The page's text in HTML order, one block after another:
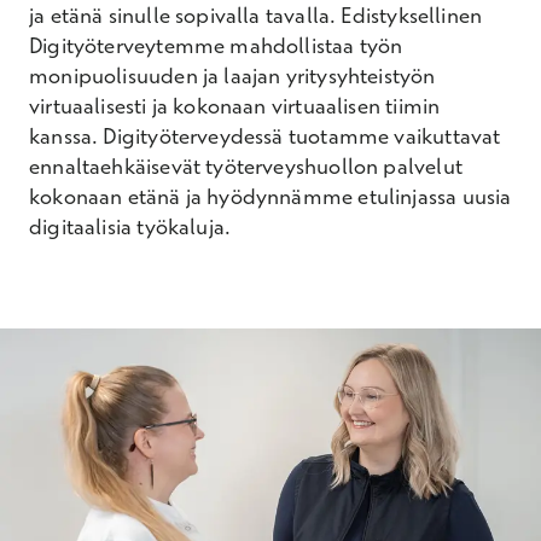
ja etänä sinulle sopivalla tavalla. Edistyksellinen
Digityöterveytemme mahdollistaa työn
monipuolisuuden ja laajan yritysyhteistyön
virtuaalisesti ja kokonaan virtuaalisen tiimin
kanssa. Digityöterveydessä tuotamme vaikuttavat
ennaltaehkäisevät työterveyshuollon palvelut
kokonaan etänä ja hyödynnämme etulinjassa uusia
digitaalisia työkaluja.